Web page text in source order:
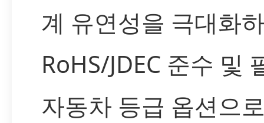
계 유연성을 극대화
RoHS/JDEC 준수 및
자동차 등급 옵션으